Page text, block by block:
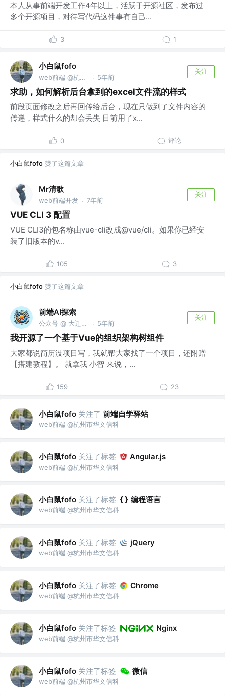
本人从事前端开发工作4年以上，活跃于开源社区，发布过
多个开源项目，对待写代码这件事有自己...
3 1
小白鼠fofo
web前端 @杭州市华文信科 · 5年前
关注
求助，如何解析后台拿到的excel文件流的样式
前段页面修改之后再回传给后台，现在只做到了文件内容的
传递，样式什么的却会丢失 目前用了x...
0 评论
小白鼠fofo 赞了这篇文章
Mr清歌
web前端开发 · 7年前
关注
VUE CLI 3 配置
VUE CLI3的包名称由vue-cli改成@vue/cli。如果你已经安
装了旧版本的v...
105 3
小白鼠fofo 赞了这篇文章
前端AI探索
公众号 @ 大迁世界 · 5年前
关注
我开源了一个基于Vue的组织架构树组件
大家都说简历没项目写，我就帮大家找了一个项目，还附赠
【搭建教程】。 就拿我 小智 来说，...
159 23
小白鼠fofo 关注了 前端自学驿站
web前端 @杭州市华文信科
小白鼠fofo 关注了标签 Angular.js
web前端 @杭州市华文信科
小白鼠fofo 关注了标签 编程语言
web前端 @杭州市华文信科
小白鼠fofo 关注了标签 jQuery
web前端 @杭州市华文信科
小白鼠fofo 关注了标签 Chrome
web前端 @杭州市华文信科
小白鼠fofo 关注了标签 Nginx
web前端 @杭州市华文信科
小白鼠fofo 关注了标签 微信
web前端 @杭州市华文信科